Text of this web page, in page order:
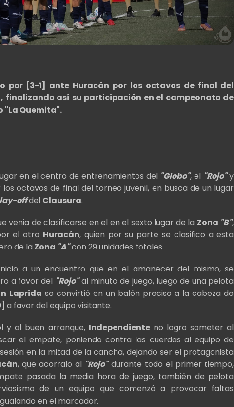
por [3-1] ante Huracán por los octavos de final del
finalizando así su participación en el campeonato de
"La Quemita".
en el centro de entrenamientos del "Globo", el "Rojo"y
octavos de final del torneo juvenil, en busca de un lugar
offdel Clausura.
venia de clasificarse en el en el sexto lugar de la Zona "B",
el otro Huracán, quien por su parte se clasifico a esta
de la Zona "A"con 29 unidades totales.
a un encuentro que en el amanecer del mismo, se
a favor del "Rojo"al minuto de juego, luego de una pelota
Laprida se convirtió en un balón preciso a la cabeza de
a favor del equipo visitante.
y al buen arranque, Independienteno logro someter al
el empate, poniendo contra las cuerdas al equipo de
en la mitad de la cancha, dejando ser el protagonista
, que acorralo al "Rojo"durante todo el primer tiempo,
pasada la media hora de juego, también de pelota
de un equipo que comenzó a provocar faltas
en el marcador.